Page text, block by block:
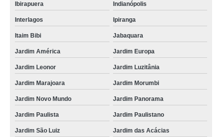
rack de ti metálico valor Lagoa
projeto para rack ti suspenso Nova Iguaçu
rack de ti data center Pilares
rack de ti de metal Vale do Paraíba
rack de metal para ti valor São Gonçalo
rack de ti de metal valor Salesópolis
qual o preço de rack ti de aluminio Cambuci
Ibirapuera Indianópolis
Interlagos Ipiranga
Itaim Bibi Jabaquara
Jardim América Jardim Europa
Jardim Leonor Jardim Luzitânia
Jardim Marajoara Jardim Morumbi
Jardim Novo Mundo Jardim Panorama
Jardim Paulista Jardim Paulistano
Jardim São Luiz Jardim das Acácias